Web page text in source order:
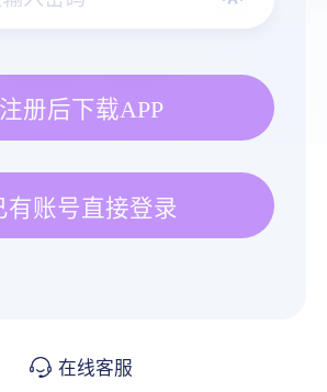
注册后下载APP
有账号直接登录
在线客服